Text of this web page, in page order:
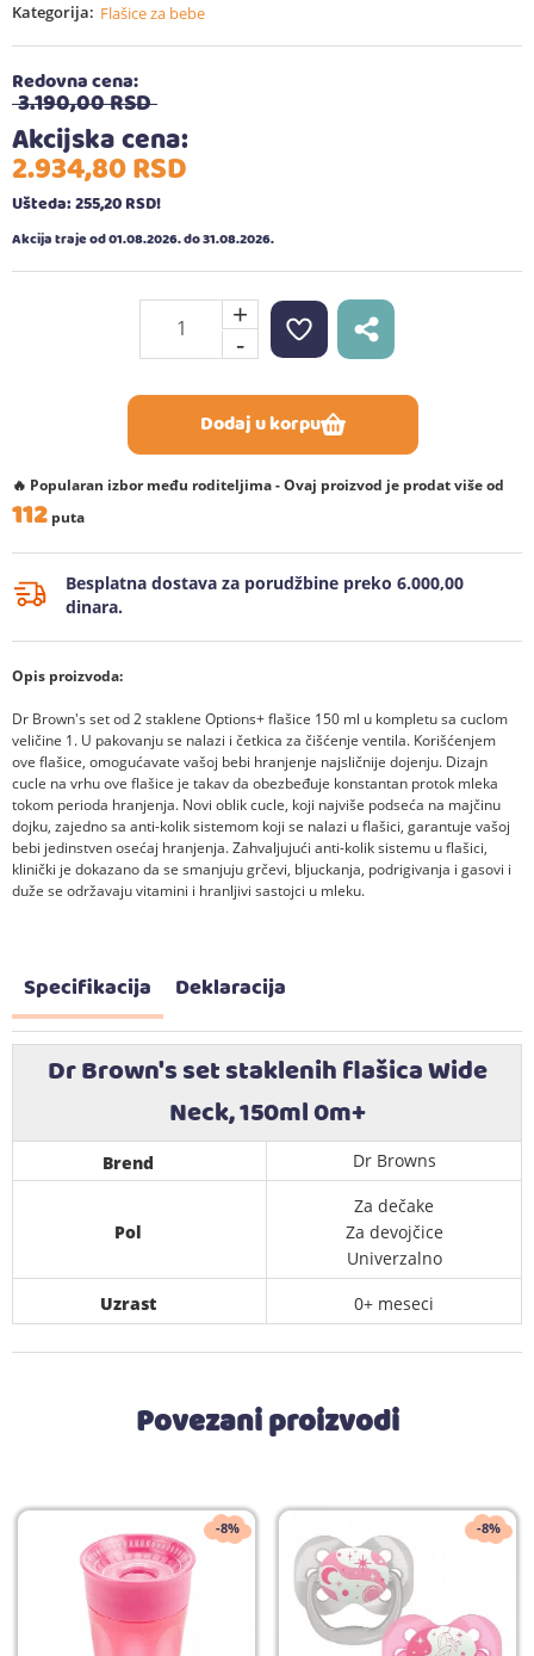
Kategorija: Flašice za bebe
Redovna cena:
3.190,00RSD
Akcijska cena:
2.934,80RSD
Ušteda: 255,20RSD!
Akcija traje od 01.08.2026. do 31.08.2026.
+
-
Dodaj u korpu
🔥 Popularan izbor među roditeljima - Ovaj proizvod je prodat više od
112 puta
Besplatna dostava za porudžbine preko 6.000,00
dinara.
Opis proizvoda:
Dr Brown's set od 2 staklene Options+ flašice 150 ml u kompletu sa cuclom
veličine 1. U pakovanju se nalazi i četkica za čišćenje ventila. Korišćenjem
ove flašice, omogućavate vašoj bebi hranjenje najsličnije dojenju. Dizajn
cucle na vrhu ove flašice je takav da obezbeđuje konstantan protok mleka
tokom perioda hranjenja. Novi oblik cucle, koji najviše podseća na majčinu
dojku, zajedno sa anti-kolik sistemom koji se nalazi u flašici, garantuje vašoj
bebi jedinstven osećaj hranjenja. Zahvaljujući anti-kolik sistemu u flašici,
klinički je dokazano da se smanjuju grčevi, bljuckanja, podrigivanja i gasovi i
duže se održavaju vitamini i hranljivi sastojci u mleku.
Specifikacija Deklaracija
Dr Brown's set staklenih flašica Wide
Neck, 150ml 0m+
Brend Dr Browns
Pol
Za dečake
Za devojčice
Univerzalno
Uzrast
0+ meseci
Povezani proizvodi
-8% -8%